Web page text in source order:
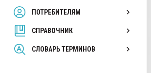
ПОТРЕБИТЕЛЯМ
СПРАВОЧНИК
СЛОВАРЬ ТЕРМИНОВ